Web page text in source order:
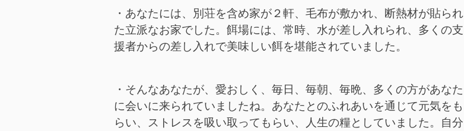
・あなたには、別荘を含め家が２軒、毛布が敷かれ、断熱材が貼られ
た立派なお家でした。餌場には、常時、水が差し入れられ、多くの支
援者からの差し入れで美味しい餌を堪能されていました。
・そんなあなたが、愛おしく、毎日、毎朝、毎晩、多くの方があなた
に会いに来られていましたね。あなたとのふれあいを通じて元気をも
らい、ストレスを吸い取ってもらい、人生の糧としていました。自分